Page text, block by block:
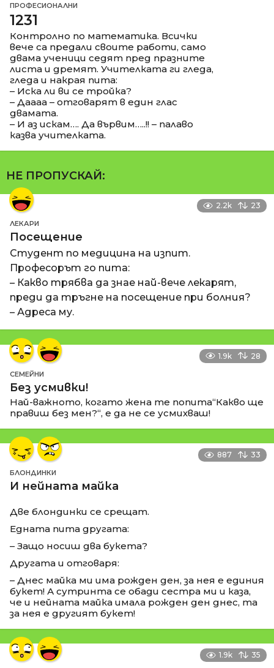
ПРОФЕСИОНАЛНИ
1231
Контролно по математика. Всички
вече са предали своите работи, само
двама ученици седят пред празните
листа и дремят. Учителката ги гледа,
гледа и накрая пита:
– Иска ли ви се тройка?
– Даааа – отговарят в един глас
двамата.
– И аз искам…. Да вървим…..!! – палаво
казва учителката.
НЕ ПРОПУСКАЙ:
2.2k 23
ЛЕКАРИ
Посещение
Студент по медицина на изпит.
Професорът го пита:
– Какво трябва да знае най-вече лекарят,
преди да тръгне на посещение при болния?
– Адреса му.
1.9k 28
СЕМЕЙНИ
Без усмивки!
Най-важното, когато жена те попита“Какво ще
правиш без мен?“, е да не се усмихваш!
887 33
БЛОНДИНКИ
И нейната майка
Две блондинки се срещат.
Едната пита другата:
– Защо носиш два букета?
Другата и отговаря:
– Днес майка ми има рожден ден, за нея е единия
букет! А сутринта се обади сестра ми и каза,
че и нейната майка имала рожден ден днес, та
за нея е другият букет!
1.9k 35